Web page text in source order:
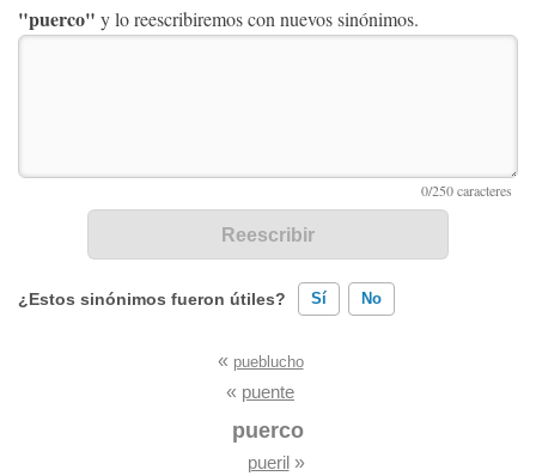
"puerco" y lo reescribiremos con nuevos sinónimos.
¿Estos sinónimos fueron útiles? Sí No
Existen sinónimos incorrectos
« pueblucho
« puente
puerco
pueril»